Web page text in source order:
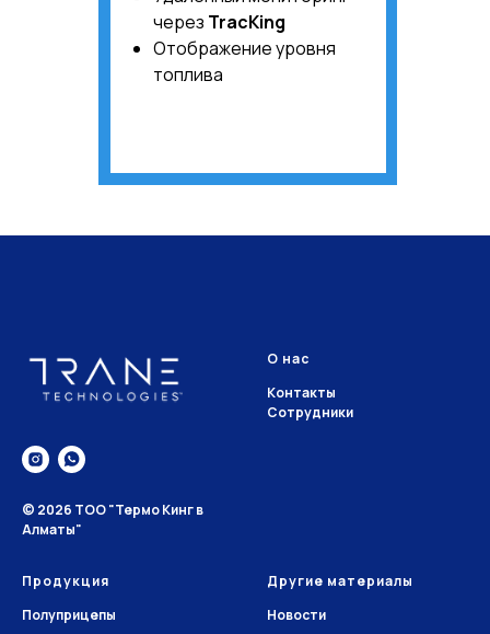
через TracKing
Отображение уровня
топлива
© 2026 ТОО "Термо Кинг в
Алматы"
О нас
Контакты
Сотрудники
Продукция
Полуприцепы
Другие материалы
Новости